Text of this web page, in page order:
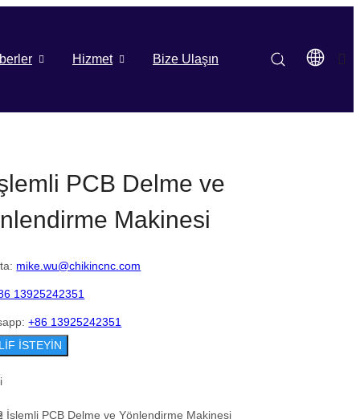
Hizmet Bize Ulaşın
PCB Delme ve
Makinesi
mike.wu@chikincnc.com
13925242351
+86 13925242351
İSTEYİN
İşlemli PCB Delme ve Yönlendirme Makinesi